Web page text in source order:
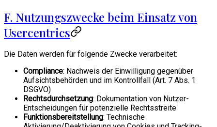
F. Nutzungszwecke beim Einsatz von
Usercentrics
Die Daten werden für folgende Zwecke verarbeitet:
Compliance: Nachweis der Einwilligung gegenüber
Aufsichtsbehörden und im Kontrollfall (Art. 7 Abs. 1
DSGVO)
Rechtsdurchsetzung: Dokumentation von Nutzer-
Entscheidungen für potenzielle Rechtsstreite
Funktionsbereitstellung: Technische